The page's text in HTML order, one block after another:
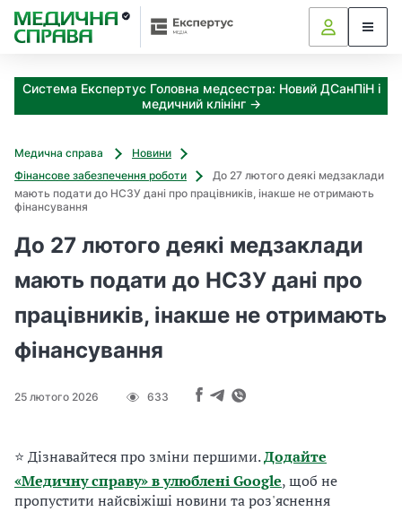
Система Експертус Головна медсестра: Новий ДСанПіН і
медичний клінінг →
Медична справа
Новини
Фінансове забезпечення роботи
До 27 лютого деякі медзаклади
мають подати до НСЗУ дані про працівників, інакше не отримають
фінансування
До 27 лютого деякі медзаклади
мають подати до НСЗУ дані про
працівників, інакше не отримають
фінансування
25 лютого 2026 633
⭐ Дізнавайтеся про зміни першими.Додайте
«Медичну справу» в улюблені Google, щоб не
пропустити найсвіжіші новини та роз'яснення
З
а
к
з
д
и
ж
н
р
м
а
л